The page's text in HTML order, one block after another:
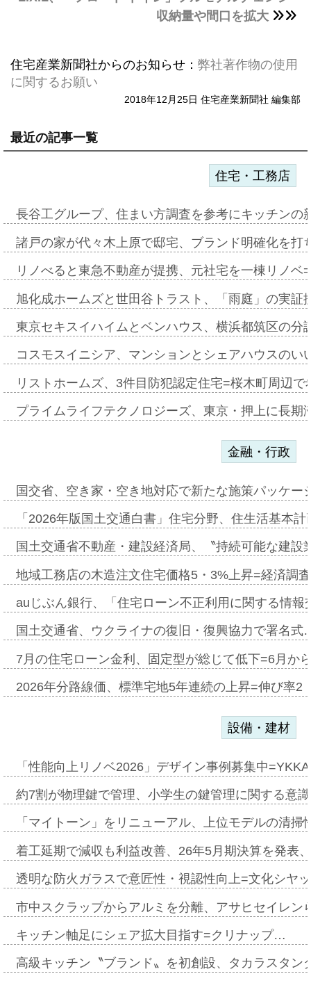
収納量や間口を拡大
住宅産業新聞社からのお知らせ： 弊社著作物の使用
に関するお願い
2018年12月25日 住宅産業新聞社 編集部
最近の記事一覧
住宅・工務店
長谷工グループ、住まい方調査を参考にキッチン
諸戸の家が代々木上原で邸宅、ブランド明確化を
リノべると東急不動産が提携、元社宅を一棟リノ
旭化成ホームズと世田谷トラスト、「雨庭」の実
東京セキスイハイムとベンハウス、横浜都筑区の
コスモスイニシア、マンションとシェアハウスの
リストホームズ、3件目防犯認定住宅=桜木町周辺
プライムライフテクノロジーズ、東京・押上に長
金融・行政
国交省、空き家・空き地対応で新たな施策パッケ
「2026年版国土交通白書」住宅分野、住生活基本
国土交通省不動産・建設経済局、〝持続可能な建
地域工務店の木造注文住宅価格5・3%上昇=経済調
auじぶん銀行、「住宅ローン不正利用に関する情
国土交通省、ウクライナの復旧・復興協力で署名
7月の住宅ローン金利、固定型が総じて低下=6月か
2026年分路線価、標準宅地5年連続の上昇=伸び率
設備・建材
「性能向上リノベ2026」デザイン事例募集中
約7割が物理鍵で管理、小学生の鍵管理に関する意
「マイトーン」をリニューアル、上位モデルの清
着工延期で減収も利益改善、26年5月期決算を発表
透明な防火ガラスで意匠性・視認性向上=文化シヤ
市中スクラップからアルミを分離、アサヒセイレ
キッチン軸足にシェア拡大目指す=クリナップ…
高級キッチン〝ブランド〟を初創設、タカラスタ